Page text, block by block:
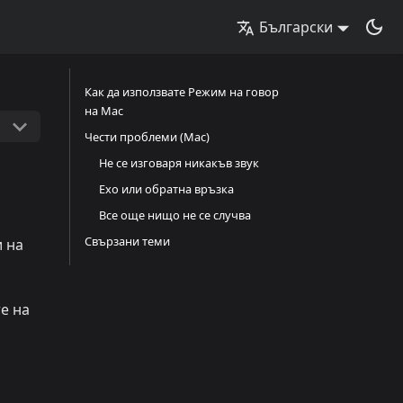
Български
на
на
Как да използвате Режим на говор
на Mac
Чести проблеми (Mac)
Не се изговаря никакъв звук
Ехо или обратна връзка
Все още нищо не се случва
Свързани теми